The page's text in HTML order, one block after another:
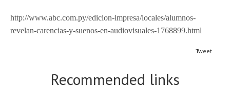
http://www.abc.com.py/edicion-impresa/locales/alumnos-
revelan-carencias-y-suenos-en-audiovisuales-1768899.html
Tweet
Recommended links